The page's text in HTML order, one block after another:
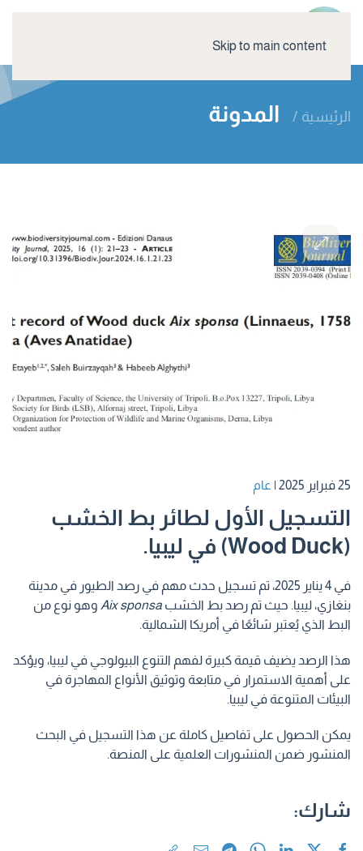
Skip to main content
الرئيسية المدونة
25 فبراير 2025 | عام
التسجيل الأول لطائر بط الخشب
(Wood Duck) في ليبيا.
في 4 يناير 2025، تم تسجيل حدث مهم في رصد الطيور في مدينة
بنغازي، ليبيا. حيث تم رصد بط الخشب Aix sponsa وهو نوع من
البط الذي يُعتبر شائعًا في أمريكا الشمالية.
هذا الرصد يضيف قيمة كبيرة لفهم التنوع البيولوجي في ليبيا، ويؤكد
على أهمية الاستمرار في متابعة وتوثيق الأنواع المهاجرة في
البيئات المتنوعة في ليبيا.
يمكن الحصول على تفاصيل كاملة عن هذا التسجيل في البحث
المنشور ضمن المنشورات العلمية على المنصة.
شارك: